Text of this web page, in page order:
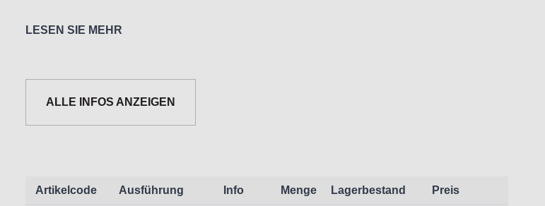
Nur für technisch versierte und mit dem Produkt vertraute Anwender sowie
Handwerker geeignet.
Importeur/Hersteller:
LESEN SIE MEHR
ALLE INFOS ANZEIGEN
Artikelcode Ausführung Info Menge Lagerbestand Preis